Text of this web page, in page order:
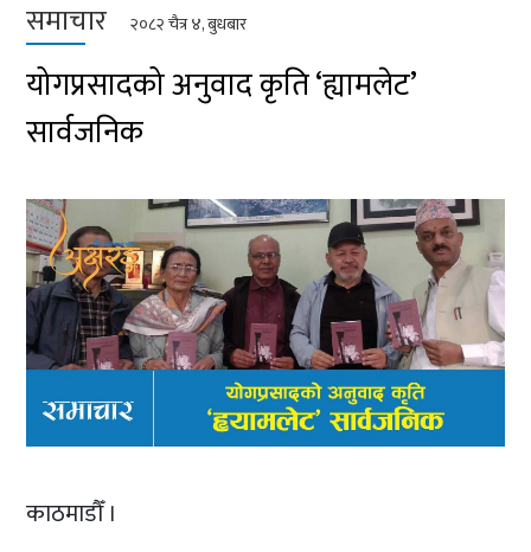
समाचार २०८२ चैत्र ४, बुधबार
योगप्रसादको अनुवाद कृति ‘ह्यामलेट’
सार्वजनिक
काठमाडौँ ।